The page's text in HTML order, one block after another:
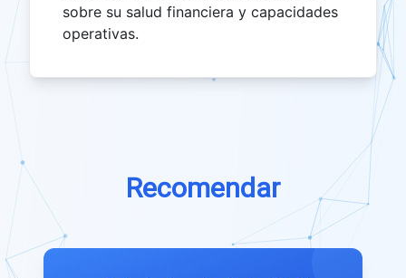
sobre su salud financiera y capacidades
operativas.
Recomendar